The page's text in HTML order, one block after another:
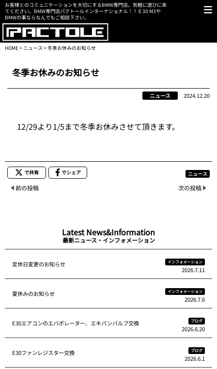
お客様とのコミュニケーションを大切にするBMW専門店。気軽に遊びに来
てください。BMW専門店パクトールインターナショナル！！Ｅ30 M3や
BMWの事ならなんでもご相談下さい。
HOME> ニュース > 冬季お休みのお知らせ
冬季お休みのお知らせ
ニュース 2024.12.20
12/29より1/5まで冬季お休みさせて頂きます。
で共有 でシェア ニュース
前の投稿 次の投稿
Latest News&Information
最新ニュース・インフォメーション
定休日変更のお知らせ インフォメーション
2026.7.11
夏休みのお知らせ インフォメーション
2026.7.6
E30エアコンのエバポレーター、エキパンバルブ交換 ブログ
2026.6.20
E30ファンレジスター交換 ブログ
2026.6.1